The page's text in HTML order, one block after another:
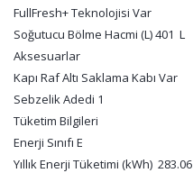
FullFresh+ Teknolojisi Var
Soğutucu Bölme Hacmi (L) 401 L
Aksesuarlar
Kapı Raf Altı Saklama Kabı Var
Sebzelik Adedi 1
Tüketim Bilgileri
Enerji Sınıfı E
Yıllık Enerji Tüketimi (kWh) 283.06